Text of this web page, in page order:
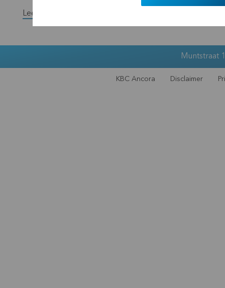
Lees de volledige versie van het persbericht.
Muntstraat
KBC Ancora Disclaimer